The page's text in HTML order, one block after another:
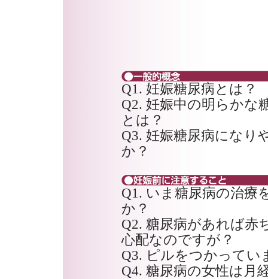
Q1. 妊娠糖尿病とは？
Q2. 妊娠中の明らかな
とは？
Q3. 妊娠糖尿病になり
か？
Q1. いま糖尿病の治療
か？
Q2. 糖尿病があれば赤
心配なのですが？
Q3. ピルをつかってい
Q4. 糖尿病の女性は月